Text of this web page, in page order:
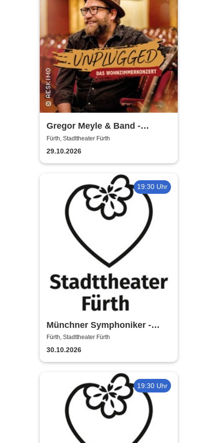
Gregor Meyle & Band -
Unplugged Tour 2026
Fürth, Stadttheater Fürth
29.10.2026
19:30 Uhr
Münchner Symphoniker -
Stadttheater Fürth
Fürth, Stadttheater Fürth
30.10.2026
19:30 Uhr